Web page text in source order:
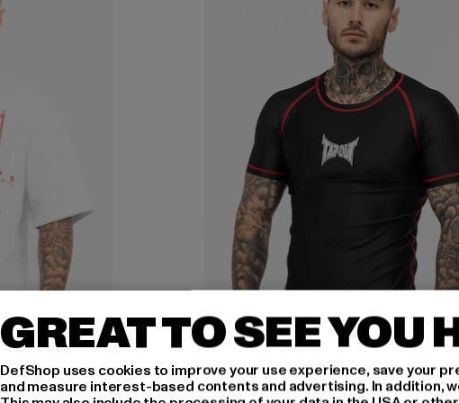
GREAT TO SEE YOU
DefShop uses cookies to improve your use experience, save your
and measure interest-based contents and advertising. In addition,